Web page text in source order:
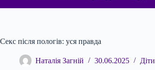
Секс після пологів: уся правда
Наталія Загній 30.06.2025 Діти